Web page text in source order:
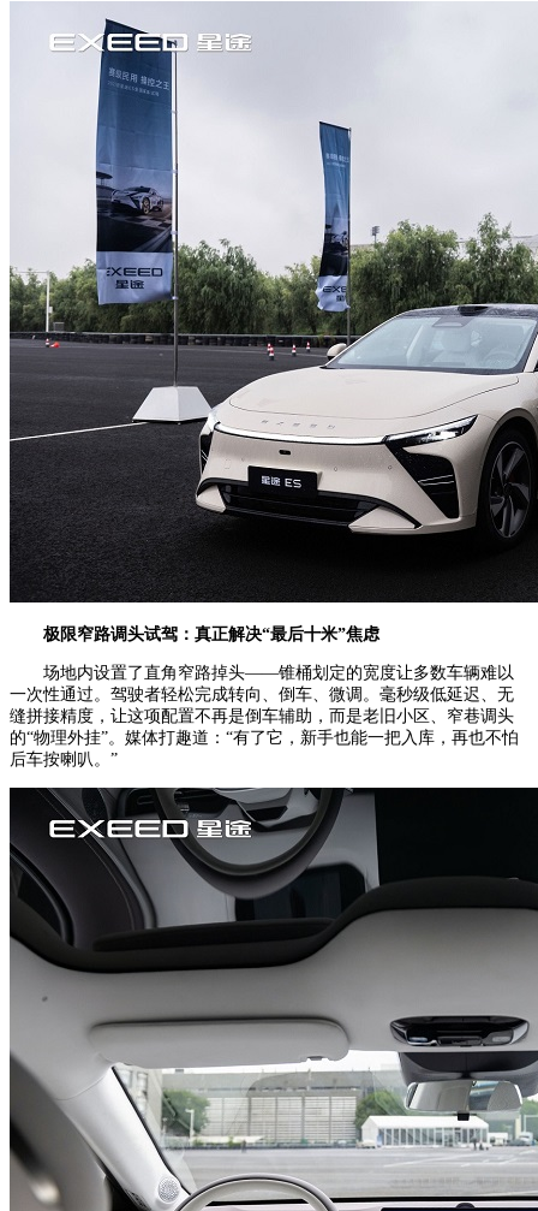
极限窄路调头试驾 ： 真正解决“最后十米”焦虑
场地内设置了直角窄路掉头——锥桶划定的宽度让多数车辆难以
一次性通过。驾驶者轻松完成转向、倒车、微调。毫秒级低延迟、无
缝拼接精度，让这项配置不再是倒车辅助，而是老旧小区、窄巷调头
的“物理外挂”。媒体打趣道：“有了它，新手也能一把入库，再也不怕
后车按喇叭。”